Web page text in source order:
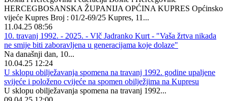
HERCEGBOSANSKA ŽUPANIJA OPĆINA KUPRES Općinsko
vijeće Kupres Broj : 01/2-69/25 Kupres, 11...
11.04.25 08:56
10. travanj 1992. - 2025. - Vlč Jadranko Kurt - "Vaša žrtva nikada
ne smije biti zaboravljena u generacijama koje dolaze"
Na današnji dan, 10...
10.04.25 12:24
U sklopu obilježavanja spomena na travanj 1992. godine upaljene
svijeće i položeno cvijeće na spomen obilježjima na Kupresu
U sklopu obilježavanja spomena na travanj 1992...